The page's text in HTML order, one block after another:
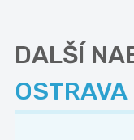
DALŠÍ
OSTRAVA